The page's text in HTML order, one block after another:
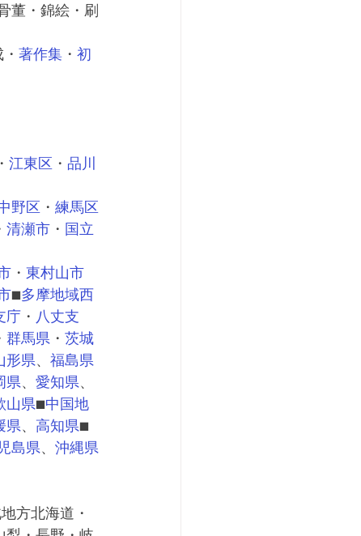
董・錦絵・刷
著作集 ・ 初
・ 江東区 ・ 品川
野区 ・ 練馬区
清瀬市 ・ 国立
・ 東村山市
■多摩地域西
庁 ・ 八丈支
群馬県 ・ 茨城
形県、 福島県
県、 愛知県、
山県■中国地
県、 高知県■
島県、 沖縄県
方北海道・